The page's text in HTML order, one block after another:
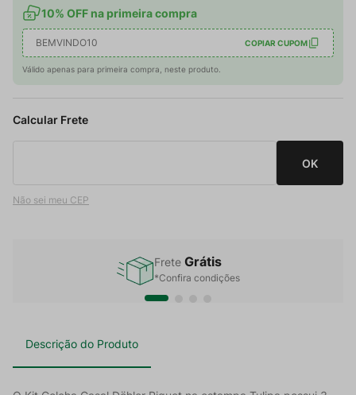
10% OFF na primeira compra
BEMVINDO10 COPIAR CUPOM
Válido apenas para primeira compra, neste produto.
Não sei meu CEP
Frete Grátis
*Confira condições
Descrição do Produto